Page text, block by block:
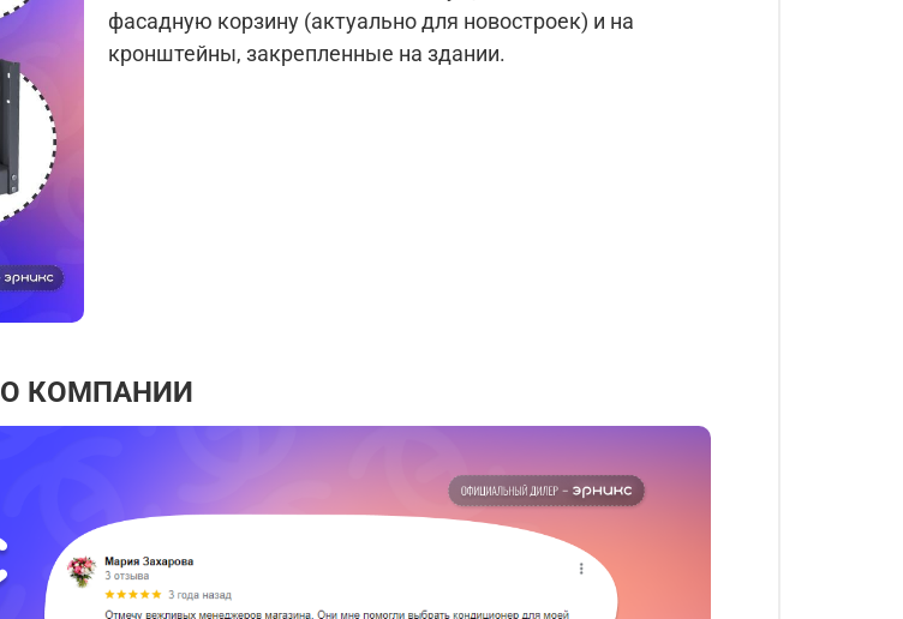
фасадную корзину (актуально для новостроек) и на
кронштейны, закрепленные на здании.
О КОМПАНИИ